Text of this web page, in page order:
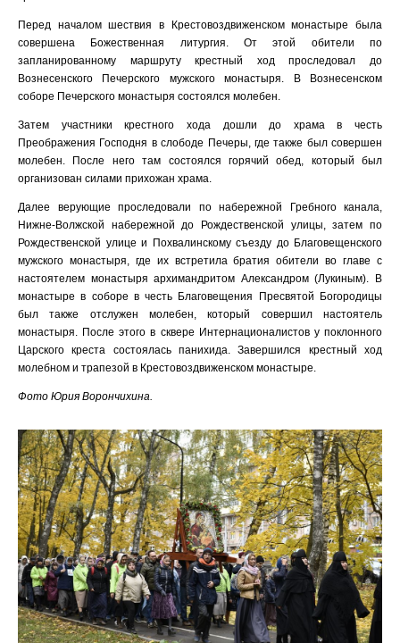
Перед началом шествия в Крестовоздвиженском монастыре была
совершена Божественная литургия. От этой обители по
запланированному маршруту крестный ход проследовал до
Вознесенского Печерского мужского монастыря. В Вознесенском
соборе Печерского монастыря состоялся молебен.
Затем участники крестного хода дошли до храма в честь
Преображения Господня в слободе Печеры, где также был совершен
молебен. После него там состоялся горячий обед, который был
организован силами прихожан храма.
Далее верующие проследовали по набережной Гребного канала,
Нижне-Волжской набережной до Рождественской улицы, затем по
Рождественской улице и Похвалинскому съезду до Благовещенского
мужского монастыря, где их встретила братия обители во главе с
настоятелем монастыря архимандритом Александром (Лукиным). В
монастыре в соборе в честь Благовещения Пресвятой Богородицы
был также отслужен молебен, который совершил настоятель
монастыря. После этого в сквере Интернационалистов у поклонного
Царского креста состоялась панихида. Завершился крестный ход
молебном и трапезой в Крестовоздвиженском монастыре.
Фото Юрия Ворончихина.